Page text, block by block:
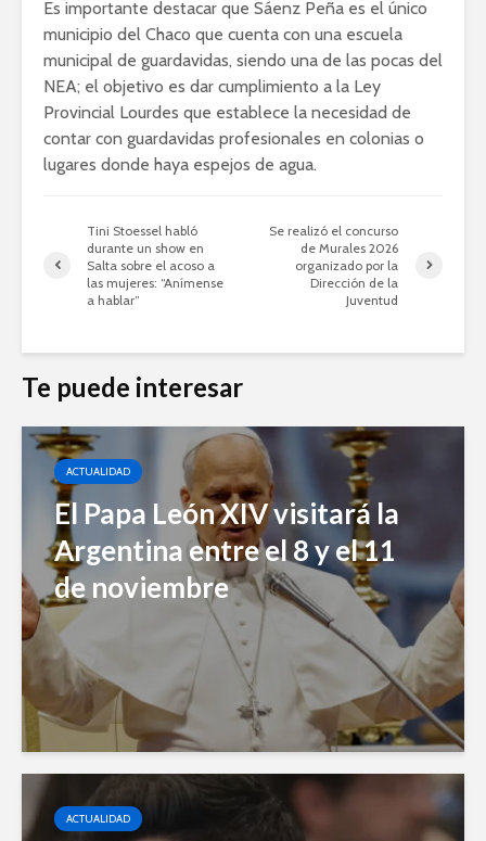
Es importante destacar que Sáenz Peña es el único
municipio del Chaco que cuenta con una escuela
municipal de guardavidas, siendo una de las pocas del
NEA; el objetivo es dar cumplimiento a la Ley
Provincial Lourdes que establece la necesidad de
contar con guardavidas profesionales en colonias o
lugares donde haya espejos de agua.
Tini Stoessel habló
durante un show en
Salta sobre el acoso a
las mujeres: “Anímense
a hablar”
Se realizó el concurso
de Murales 2026
organizado por la
Dirección de la
Juventud
Te puede interesar
ACTUALIDAD
El Papa León XIV visitará la
Argentina entre el 8 y el 11
de noviembre
ACTUALIDAD